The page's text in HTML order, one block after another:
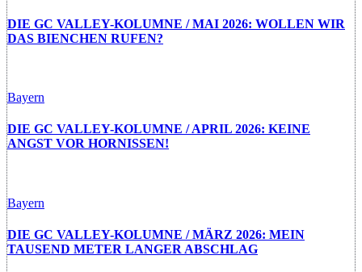
DIE GC VALLEY-KOLUMNE / MAI 2026: WOLLEN WIR
DAS BIENCHEN RUFEN?
Bayern
DIE GC VALLEY-KOLUMNE / APRIL 2026: KEINE
ANGST VOR HORNISSEN!
Bayern
DIE GC VALLEY-KOLUMNE / MÄRZ 2026: MEIN
TAUSEND METER LANGER ABSCHLAG